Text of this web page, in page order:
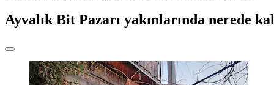
Ayvalık Bit Pazarı yakınlarında nerede